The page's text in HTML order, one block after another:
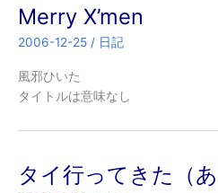
Merry X’men
2006-12-25 / 日記
風邪ひいた
タイトルは意味なし
タイ行ってきた（あ